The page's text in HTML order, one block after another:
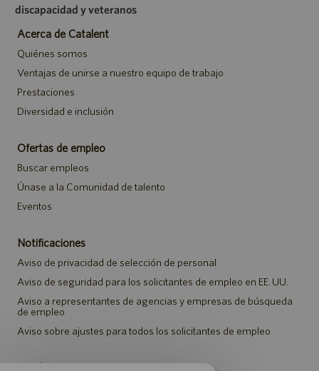
discapacidad y veteranos
Acerca de Catalent
Quiénes somos
Ventajas de unirse a nuestro equipo de trabajo
Prestaciones
Diversidad e inclusión
Ofertas de empleo
Buscar empleos
Únase a la Comunidad de talento
Eventos
Notificaciones
Aviso de privacidad de selección de personal
Aviso de seguridad para los solicitantes de empleo en EE. UU.
Aviso a representantes de agencias y empresas de búsqueda
de empleo
Aviso sobre ajustes para todos los solicitantes de empleo
Catalent.com